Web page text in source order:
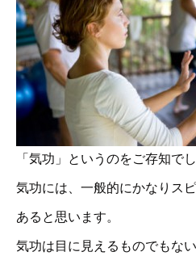
「気功」というのをご存知で
気功には、一般的にかなりス
あると思います。
気功は目に見えるものでもな